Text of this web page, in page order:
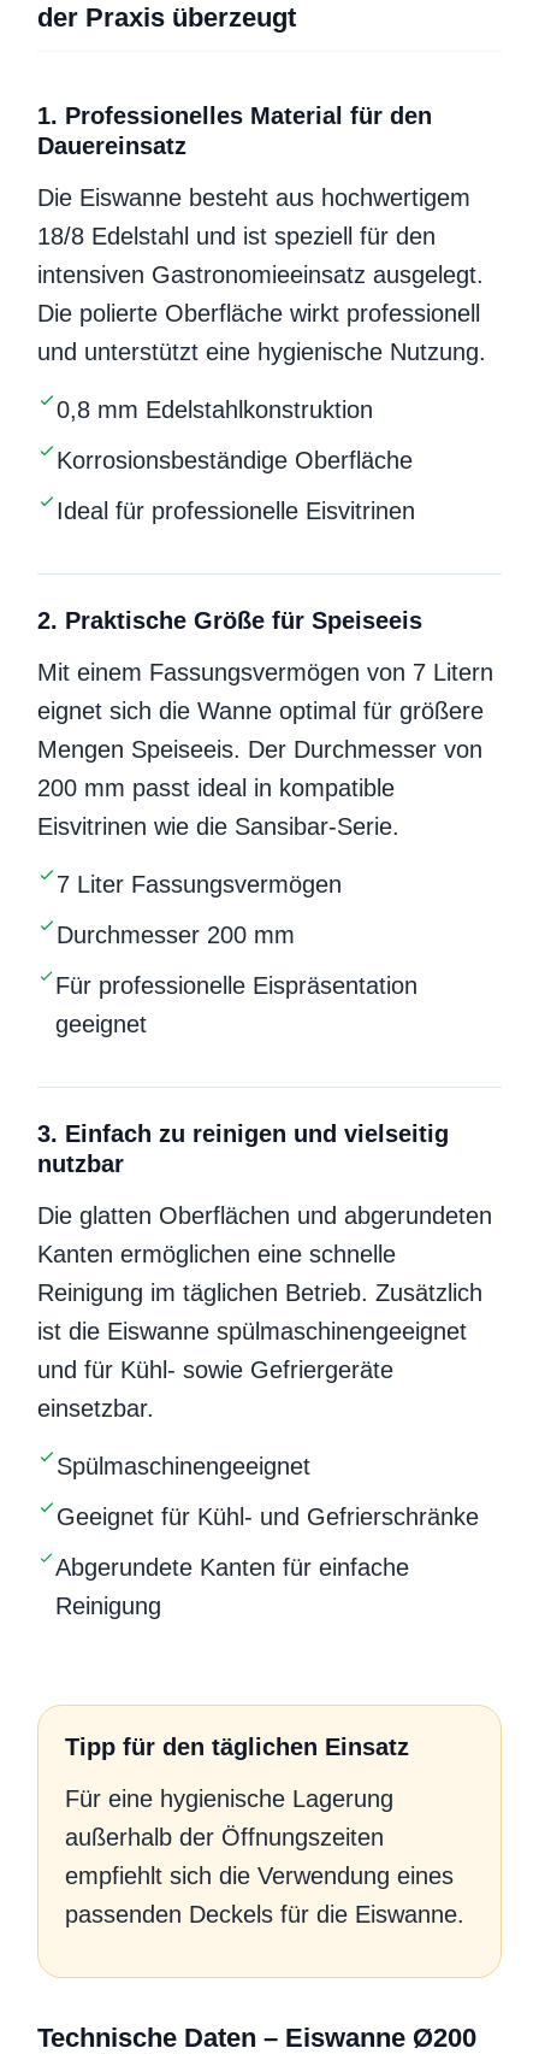
der Praxis überzeugt
1. Professionelles Material für den
Dauereinsatz
Die Eiswanne besteht aus hochwertigem
18/8 Edelstahl und ist speziell für den
intensiven Gastronomieeinsatz ausgelegt.
Die polierte Oberfläche wirkt professionell
und unterstützt eine hygienische Nutzung.
0,8 mm Edelstahlkonstruktion
Korrosionsbeständige Oberfläche
Ideal für professionelle Eisvitrinen
2. Praktische Größe für Speiseeis
Mit einem Fassungsvermögen von 7 Litern
eignet sich die Wanne optimal für größere
Mengen Speiseeis. Der Durchmesser von
200 mm passt ideal in kompatible
Eisvitrinen wie die Sansibar-Serie.
7 Liter Fassungsvermögen
Durchmesser 200 mm
Für professionelle Eispräsentation
geeignet
3. Einfach zu reinigen und vielseitig
nutzbar
Die glatten Oberflächen und abgerundeten
Kanten ermöglichen eine schnelle
Reinigung im täglichen Betrieb. Zusätzlich
ist die Eiswanne spülmaschinengeeignet
und für Kühl- sowie Gefriergeräte
einsetzbar.
Spülmaschinengeeignet
Geeignet für Kühl- und Gefrierschränke
Abgerundete Kanten für einfache
Reinigung
Tipp für den täglichen Einsatz
Für eine hygienische Lagerung
außerhalb der Öffnungszeiten
empfiehlt sich die Verwendung eines
passenden Deckels für die Eiswanne.
Technische Daten – Eiswanne Ø200